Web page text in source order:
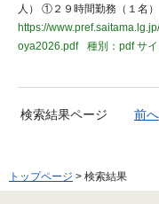
人） ①２９時間勤務（１名
https://
oya2026.pdf
種別：pdfサイ
検索結果ページ 前へ
トップページ > 検索結果